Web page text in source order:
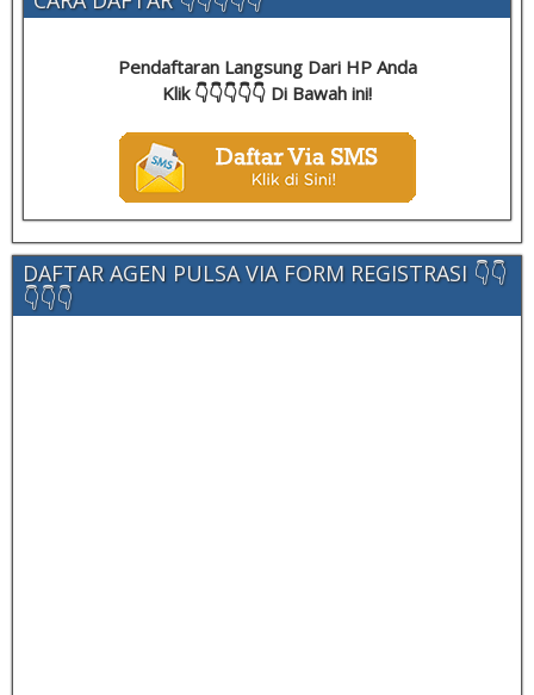
Pendaftaran Langsung Dari HP Anda
Klik 👇👇👇👇👇 Di Bawah ini!
DAFTAR AGEN PULSA VIA FORM REGISTRASI 👇👇
👇👇👇